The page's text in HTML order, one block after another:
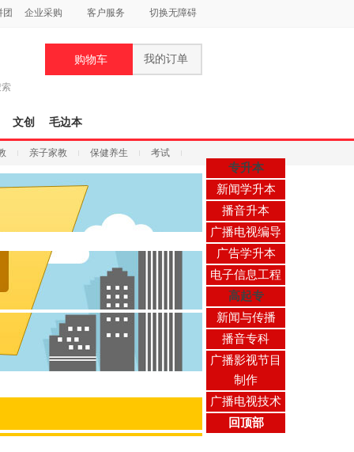
团 企业采购 客户服务 切换无障碍
购物车 我的订单
文创 毛边本
亲子家教 保健养生 考试
专升本
新闻学升本
播音升本
广播电视编导
广告学升本
电子信息工程
高起专
新闻与传播
播音专科
广播影视节目
制作
广播电视技术
回顶部